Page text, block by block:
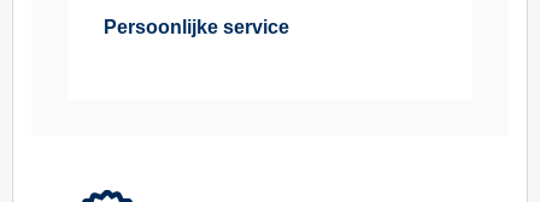
Persoonlijke service